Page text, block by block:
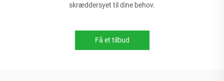
skræddersyet til dine behov.
Få et tilbud